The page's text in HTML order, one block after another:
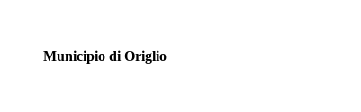
Municipio di Origlio